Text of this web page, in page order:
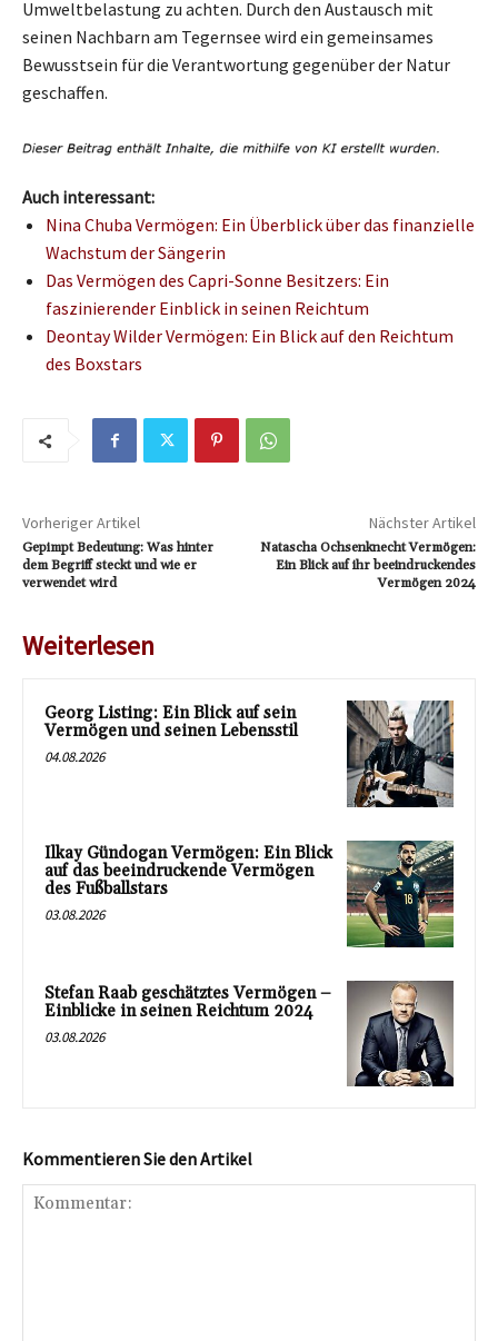
Umweltbelastung zu achten. Durch den Austausch mit
seinen Nachbarn am Tegernsee wird ein gemeinsames
Bewusstsein für die Verantwortung gegenüber der Natur
geschaffen.
Auch interessant:
Nina Chuba Vermögen: Ein Überblick über das finanzielle
Wachstum der Sängerin
Das Vermögen des Capri-Sonne Besitzers: Ein
faszinierender Einblick in seinen Reichtum
Deontay Wilder Vermögen: Ein Blick auf den Reichtum
des Boxstars
Vorheriger Artikel
Gepimpt Bedeutung: Was hinter
dem Begriff steckt und wie er
verwendet wird
Nächster Artikel
Natascha Ochsenknecht Vermögen:
Ein Blick auf ihr beeindruckendes
Vermögen 2024
Weiterlesen
Georg Listing: Ein Blick auf sein
Vermögen und seinen Lebensstil
04.08.2026
Ilkay Gündogan Vermögen: Ein Blick
auf das beeindruckende Vermögen
des Fußballstars
03.08.2026
Stefan Raab geschätztes Vermögen –
Einblicke in seinen Reichtum 2024
03.08.2026
Kommentieren Sie den Artikel